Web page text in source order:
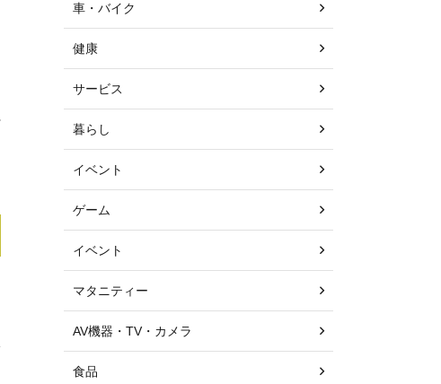
車・バイク
健康
サービス
暮らし
イベント
ゲーム
イベント
マタニティー
AV機器・TV・カメラ
食品